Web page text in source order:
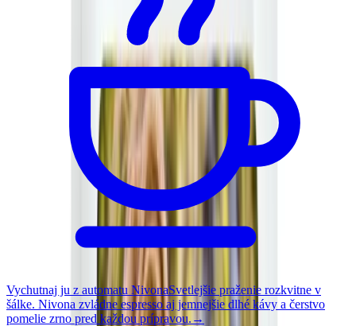
Vychutnaj ju z automatu NivonaSvetlejšie praženie rozkvitne v
šálke. Nivona zvládne espresso aj jemnejšie dlhé kávy a čerstvo
pomelie zrno pred každou prípravou. →